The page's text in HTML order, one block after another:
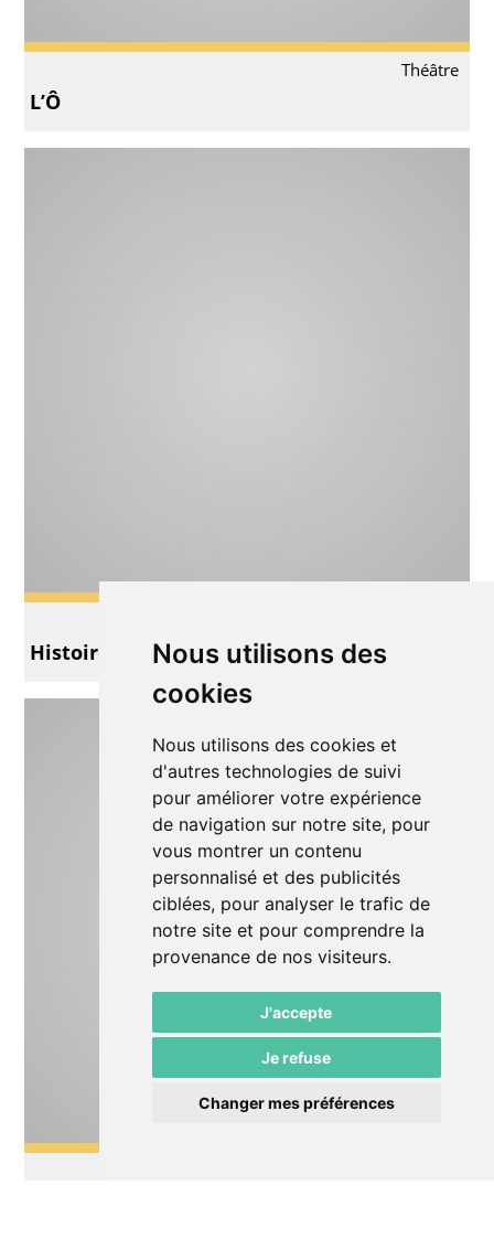
Nous utilisons des
cookies
Nous utilisons des cookies et
d'autres technologies de suivi
pour améliorer votre expérience
de navigation sur notre site, pour
vous montrer un contenu
personnalisé et des publicités
ciblées, pour analyser le trafic de
notre site et pour comprendre la
provenance de nos visiteurs.
J'accepte
Je refuse
Changer mes préférences
Théâtre
L’Ô
Histoire de Rat